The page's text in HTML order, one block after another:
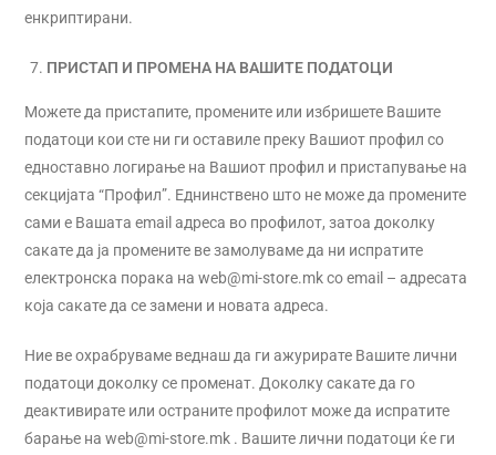
енкриптирани.
ПРИСТАП И ПРОМЕНА НА ВАШИТЕ ПОДАТОЦИ
Можете да пристапите, промените или избришете Вашите
податоци кои сте ни ги оставиле преку Вашиот профил со
едноставно логирање на Вашиот профил и пристапување на
секцијата “Профил”. Еднинствено што не може да промените
сами е Вашата email адреса во профилот, затоа доколку
сакате да ја промените ве замолуваме да ни испратите
електронска порака на web@mi-store.mk со email – адресата
која сакате да се замени и новата адреса.
Ние ве охрабруваме веднаш да ги ажурирате Вашите лични
податоци доколку се променат. Доколку сакате да го
деактивирате или остраните профилот може да испратите
барање на web@mi-store.mk . Вашите лични податоци ќе ги